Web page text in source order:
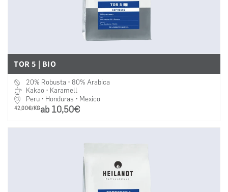
TOR 5 | BIO
20% Robusta • 80% Arabica
Kakao • Karamell
Peru • Honduras • Mexico
PRO
42,00€/KGab 10,50€